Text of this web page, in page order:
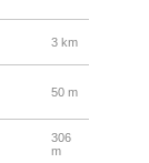
3 km
50 m
306
m